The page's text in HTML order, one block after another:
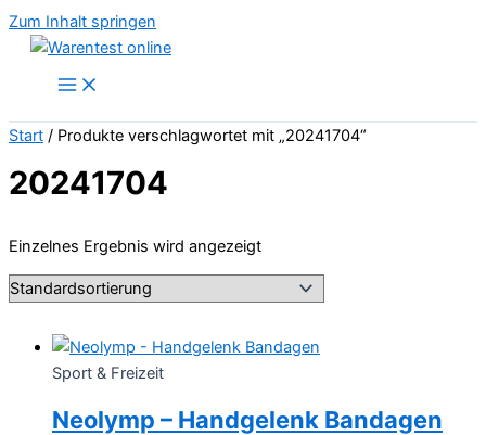
Zum Inhalt springen
Start / Produkte verschlagwortet mit „20241704“
20241704
Einzelnes Ergebnis wird angezeigt
Sport & Freizeit
Neolymp – Handgelenk Bandagen